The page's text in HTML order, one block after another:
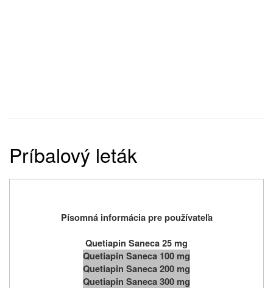
Príbalový leták
Písomná informácia pre používateľa
Quetiapin Saneca 25 mg
Quetiapin Saneca 100 mg
Quetiapin Saneca 200 mg
Quetiapin Saneca 300 mg